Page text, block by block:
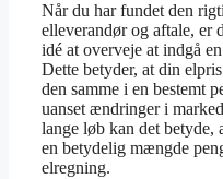
Når du har fundet den
elleverandør og aftale, er
idé at overveje at indgå
Dette betyder, at din
den samme i en bestemt
uanset ændringer i
lange løb kan det betyde,
en betydelig mængde
elregning.